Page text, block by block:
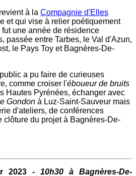
à la Compagnie d'Elles
et qui vise à relier poétiquement
une année de résidence
passée entre Tarbes, le Val d'Azun,
le Pays Toy et Bagnères-De-
a pu faire de curieuses
comme croiser l'éboueur de bruits
Hautes Pyrénées, échanger avec
Gondon à Luz-Saint-Sauveur mais
d'ateliers, de conférences
clôture du projet à Bagnères-De-
2023 - 10h30 à Bagnères-De-